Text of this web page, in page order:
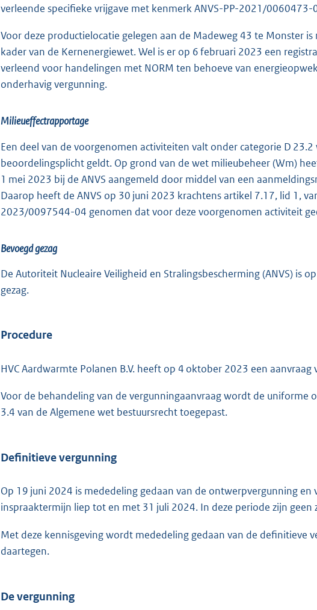
verleende specifieke vrijgave met kenmerk ANVS-PP-2021/
Voor deze productielocatie gelegen aan de Madeweg 43 te Monster
kader van de Kernenergiewet. Wel is er op 6 februari 2023 een
verleend voor handelingen met NORM ten behoeve van
onderhavig vergunning.
Milieueffectrapportage
Een deel van de voorgenomen activiteiten valt onder categorie D
beoordelingsplicht geldt. Op grond van de wet milieubeheer (Wm)
1 mei 2023 bij de ANVS aangemeld door middel van een
Daarop heeft de ANVS op 30 juni 2023 krachtens artikel 7.17, lid 1,
2023/0097544-04 genomen dat voor deze voorgenomen activiteit
Bevoegd gezag
De Autoriteit Nucleaire Veiligheid en Stralingsbescherming (ANVS) is
gezag.
Procedure
HVC Aardwarmte Polanen B.V. heeft op 4 oktober 2023 een
Voor de behandeling van de vergunningaanvraag wordt de uniforme
3.4 van de Algemene wet bestuursrecht toegepast.
Definitieve vergunning
Op 19 juni 2024 is mededeling gedaan van de ontwerpvergunning
inspraaktermijn liep tot en met 31 juli 2024. In deze periode zijn geen
Met deze kennisgeving wordt mededeling gedaan van de definitieve
daartegen.
De vergunning